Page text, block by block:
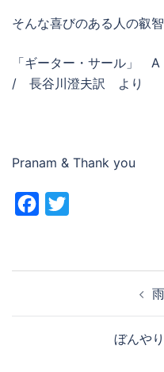
そんな喜びのある人の叡
「ギーター・サール」
/ 長谷川澄夫訳 より
Pranam & Thank you
Facebook
ぼんや